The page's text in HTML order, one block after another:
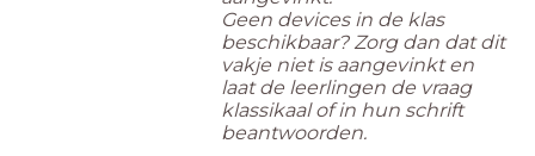
Geen devices in de klas
beschikbaar? Zorg dan dat dit
vakje niet is aangevinkt en
laat de leerlingen de vraag
klassikaal of in hun schrift
beantwoorden.